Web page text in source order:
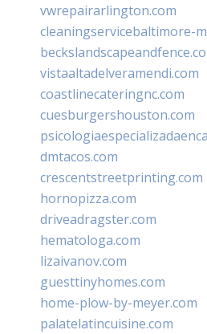
vwrepairarlington.com
cleaningservicebaltimore-
vistaaltadelveramendi.com
coastlinecateringnc.com
cuesburgershouston.com
dmtacos.com
crescentstreetprinting.com
hornopizza.com
driveadragster.com
hematologa.com
lizaivanov.com
guesttinyhomes.com
home-plow-by-meyer.com
palatelatincuisine.com